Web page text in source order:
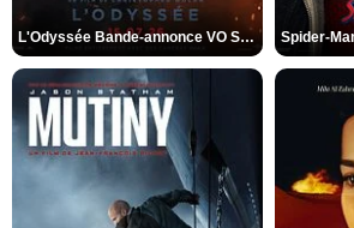
L'Odyssée Bande-annonce VO STFR